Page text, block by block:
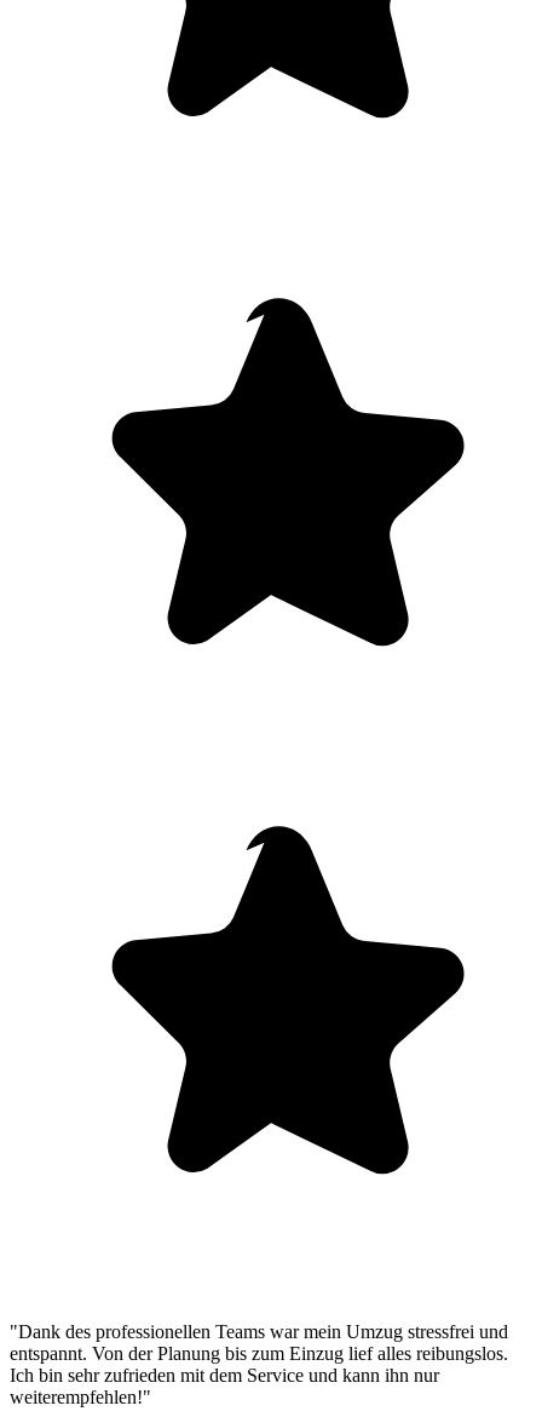
"Dank des professionellen Teams war mein Umzug stressfrei und
entspannt. Von der Planung bis zum Einzug lief alles reibungslos.
Ich bin sehr zufrieden mit dem Service und kann ihn nur
weiterempfehlen!"